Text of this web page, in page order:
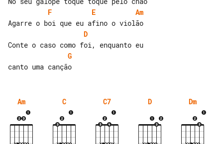
F
E
Am
D
G
Am C C7 D Dm